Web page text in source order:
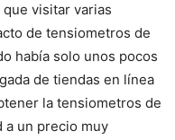
visitar varias
de tensiometros de
había solo unos pocos
de tiendas en línea
la tensiometros de
a un precio muy